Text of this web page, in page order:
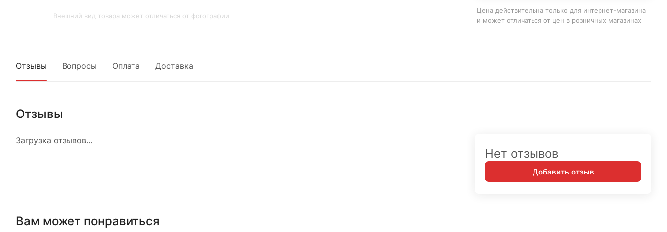
Внешний вид товара может отличаться от фотографии
Цена действительна только для интернет-магазина
и может отличаться от цен в розничных магазинах
Отзывы Вопросы Оплата Доставка
Отзывы
Загрузка отзывов...
Нет отзывов
Добавить отзыв
Вам может понравиться